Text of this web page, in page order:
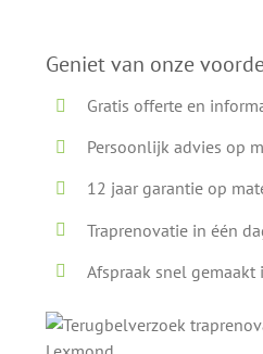
Geniet van onze
Gratis offerte en
Persoonlijk advies op
12 jaar garantie op
Traprenovatie in één
Afspraak snel gemaakt